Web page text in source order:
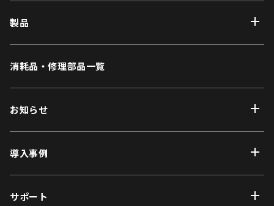
製品
消耗品・修理部品一覧
お知らせ
導入事例
サポート